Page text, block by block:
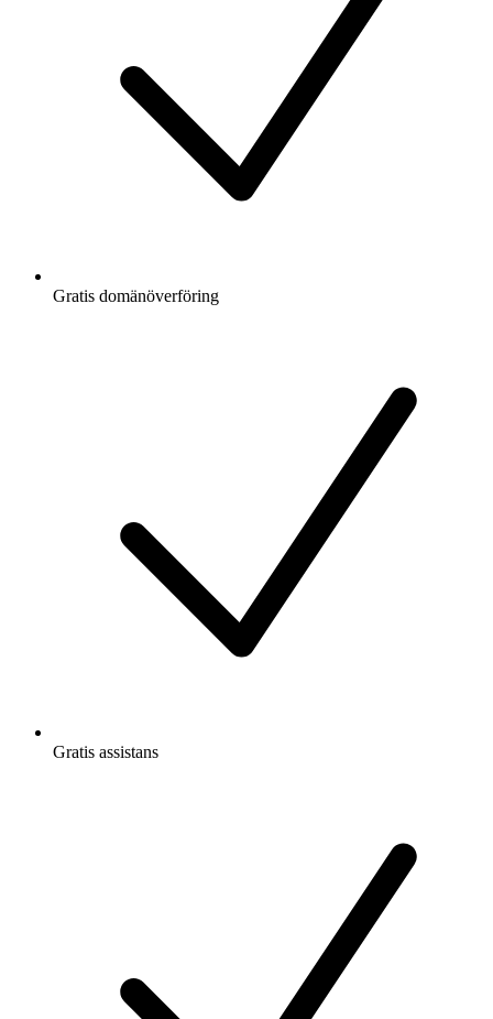
Gratis domänöverföring
Gratis assistans